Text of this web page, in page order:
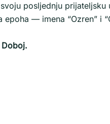
posljednju prijateljsku
epoha — imena “Ozren” i
Doboj.